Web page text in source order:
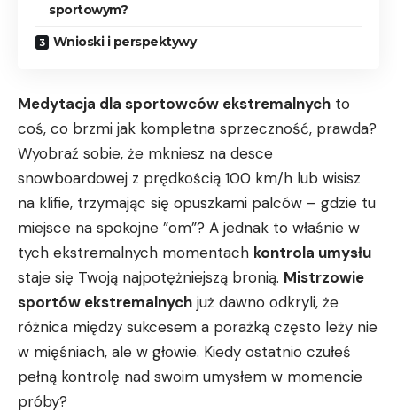
sportowym?
Wnioski ‌i perspektywy
Medytacja dla sportowców ekstremalnych ⁢to
coś, co brzmi jak kompletna sprzeczność, prawda?
Wyobraź sobie, że mkniesz ‌na desce⁤
snowboardowej z prędkością 100⁢ km/h lub ⁤wisisz
na klifie, trzymając ​się opuszkami palców ⁤– gdzie⁤ tu
miejsce na spokojne ⁣”om”?⁣ A ‌jednak to właśnie w
tych ekstremalnych​ momentach kontrola umysłu
‍staje się ⁣Twoją najpotężniejszą​ bronią. Mistrzowie
sportów ⁤ekstremalnych już dawno odkryli, że
różnica między sukcesem a​ porażką często ⁤leży nie
w mięśniach, ale w głowie. Kiedy ostatnio czułeś
pełną ‍kontrolę‌ nad swoim umysłem w momencie
próby?